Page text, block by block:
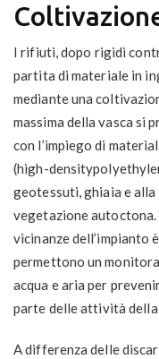
I rifiuti, dopo rigidi
partita di materiale in
mediante una
massima della vasca si
con l’impiego di
(high-
geotessuti, ghiaia e
vegetazione autoctona.
vicinanze dell’impianto
permettono un
acqua e aria per
parte delle attività della
A differenza delle